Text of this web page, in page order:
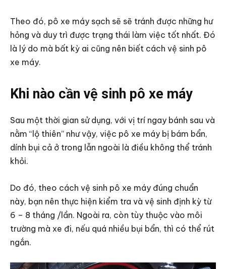
Theo đó, pô xe máy sạch sẽ sẽ tránh được những hư
hỏng và duy trì được trạng thái làm việc tốt nhất. Đó
là lý do mà bất kỳ ai cũng nên biết cách vệ sinh pô
xe máy.
Khi nào cần vệ sinh pô xe máy
Sau một thời gian sử dụng, với vị trí ngay bánh sau và
nằm “lộ thiên” như vậy, việc pô xe máy bị bám bẩn,
dính bụi cả ở trong lẫn ngoài là điều không thể tránh
khỏi.
Do đó, theo cách vệ sinh pô xe máy đúng chuẩn
này, bạn nên thực hiện kiểm tra và vệ sinh định kỳ từ
6 – 8 tháng /lần. Ngoài ra, còn tùy thuộc vào môi
trường mà xe đi, nếu quá nhiều bụi bẩn, thì có thể rút
ngắn.